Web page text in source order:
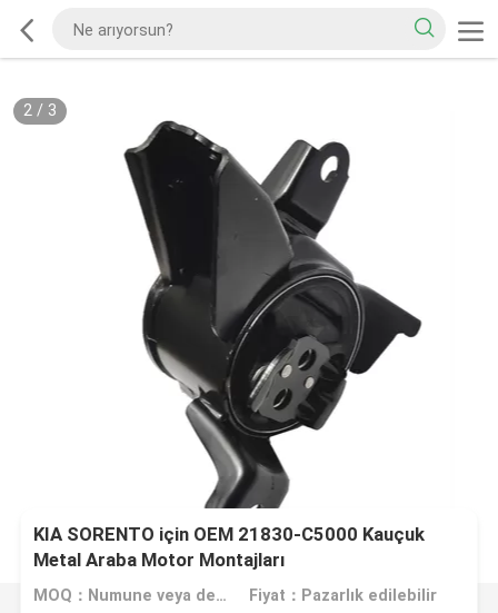
2/ 3
KIA SORENTO için OEM 21830-C5000 Kauçuk
Metal Araba Motor Montajları
MOQ：Numune veya deneme siparişi kabul edilir Fiyat：Pazarlık edilebilir